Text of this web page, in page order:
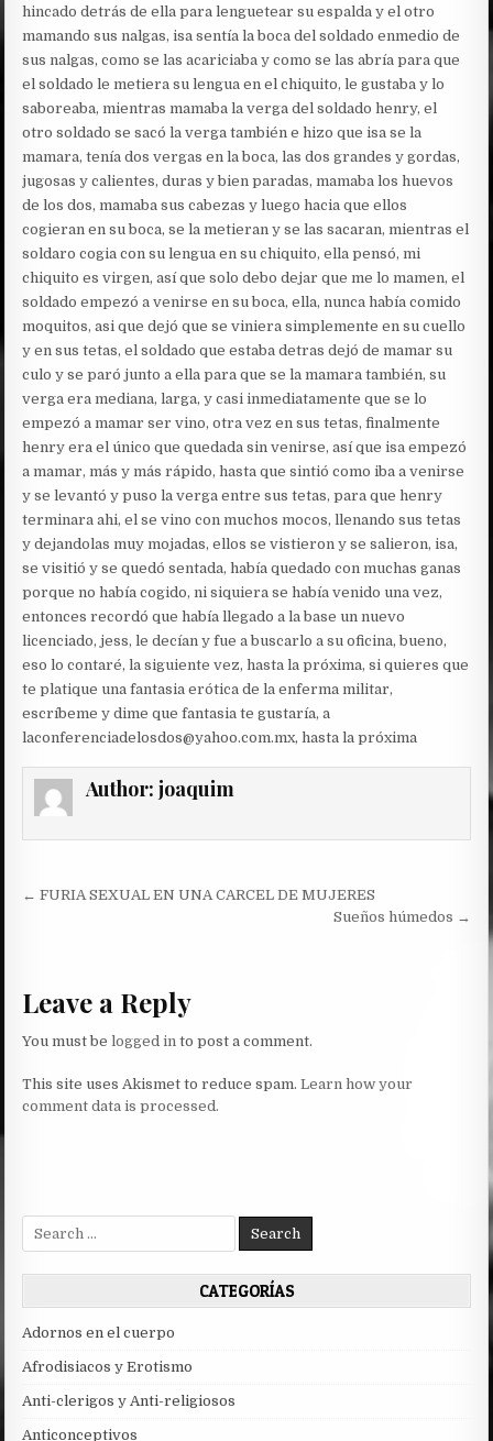
hincado detrás de ella para lenguetear su espalda y el otro
mamando sus nalgas, isa sentía la boca del soldado enmedio de
sus nalgas, como se las acariciaba y como se las abría para que
el soldado le metiera su lengua en el chiquito, le gustaba y lo
saboreaba, mientras mamaba la verga del soldado henry, el
otro soldado se sacó la verga también e hizo que isa se la
mamara, tenía dos vergas en la boca, las dos grandes y gordas,
jugosas y calientes, duras y bien paradas, mamaba los huevos
de los dos, mamaba sus cabezas y luego hacia que ellos
cogieran en su boca, se la metieran y se las sacaran, mientras el
soldaro cogia con su lengua en su chiquito, ella pensó, mi
chiquito es virgen, así que solo debo dejar que me lo mamen, el
soldado empezó a venirse en su boca, ella, nunca había comido
moquitos, asi que dejó que se viniera simplemente en su cuello
y en sus tetas, el soldado que estaba detras dejó de mamar su
culo y se paró junto a ella para que se la mamara también, su
verga era mediana, larga, y casi inmediatamente que se lo
empezó a mamar ser vino, otra vez en sus tetas, finalmente
henry era el único que quedada sin venirse, así que isa empezó
a mamar, más y más rápido, hasta que sintió como iba a venirse
y se levantó y puso la verga entre sus tetas, para que henry
terminara ahi, el se vino con muchos mocos, llenando sus tetas
y dejandolas muy mojadas, ellos se vistieron y se salieron, isa,
se visitió y se quedó sentada, había quedado con muchas ganas
porque no había cogido, ni siquiera se había venido una vez,
entonces recordó que había llegado a la base un nuevo
licenciado, jess, le decían y fue a buscarlo a su oficina, bueno,
eso lo contaré, la siguiente vez, hasta la próxima, si quieres que
te platique una fantasia erótica de la enferma militar,
escríbeme y dime que fantasia te gustaría, a
laconferenciadelosdos@yahoo.com.mx, hasta la próxima
Author: joaquim
Post
← FURIA SEXUAL EN UNA CARCEL DE MUJERES
Sueños húmedos →
Leave a Reply
You must belogged in to post a comment.
This site uses Akismet to reduce spam.Learn how your
comment data is processed.
Search
for:
CATEGORÍAS
Adornos en el cuerpo
Afrodisiacos y Erotismo
Anti-clerigos y Anti-religiosos
Anticonceptivos